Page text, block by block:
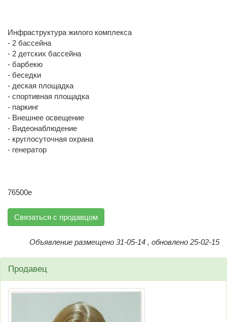
Инфраструктура жилого комплекса
- 2 бассейна
- 2 детских бассейна
- барбекю
- беседки
- деская площадка
- спортивная площадка
- паркинг
- Внешнее освещение
- Видеонаблюдение
- круглосуточная охрана
- генератор
76500е
Связаться с продавцом
Объявление размещено 31-05-14 , обновлено 25-02-15
Продавец